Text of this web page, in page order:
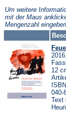
Um weitere
mit der Maus
Mengenzahl
12
040-
Text